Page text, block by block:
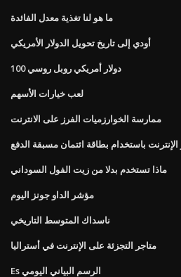
ما هو لنا تغذية معدل الفائدة
أودي إلى تاريخ تحويل الدولار الأمريكي
100 دولار أمريكي روبل روسي
لعب خيارات الأسهم
ممارسة الخوارزميات الفرز على الانترنت
باستخدام بطاقة ائتمان مسبقة الدفع
ماذا تستخدم بدلا من زيت الفول السوداني
مؤشر الداو جونز اليوم
ناسداك المتوسط ​​التاريخي
متاجر التجزئة على الإنترنت في أستراليا
Es الرسم البياني اليومي